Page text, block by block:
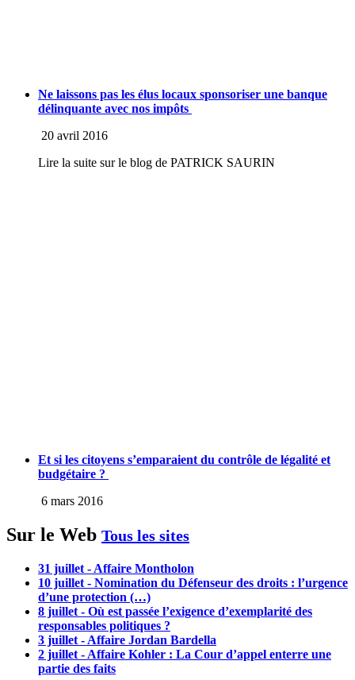
Ne laissons pas les élus locaux sponsoriser une banque
délinquante avec nos impôts
20 avril 2016
Lire la suite sur le blog de PATRICK SAURIN
Et si les citoyens s’emparaient du contrôle de légalité et
budgétaire ?
6 mars 2016
Sur le Web Tous les sites
31 juillet - Affaire Montholon
10 juillet - Nomination du Défenseur des droits : l’urgence
d’une protection (…)
8 juillet - Où est passée l’exigence d’exemplarité des
responsables politiques ?
3 juillet - Affaire Jordan Bardella
2 juillet - Affaire Kohler : La Cour d’appel enterre une
partie des faits